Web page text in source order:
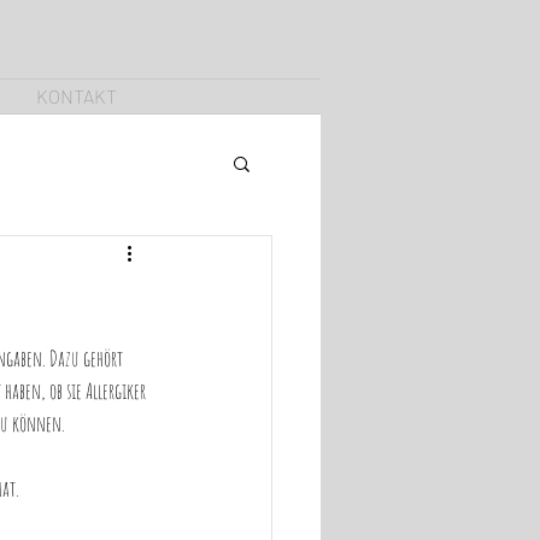
KONTAKT
Dazu gehört
ob sie Allergiker
können.